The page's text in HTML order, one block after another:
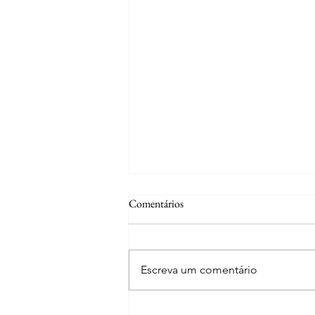
Comentários
Escreva um comentário